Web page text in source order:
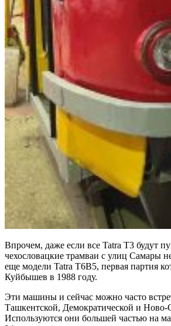
Впрочем, даже если все Tatra T3 будут
чехословацкие трамваи с улиц Самары
еще модели Tatra Т6В5, первая партия
Куйбышев в 1988 году.
Эти машины и сейчас можно часто
Ташкентской, Демократической и Ново-
Используются они большей частью на